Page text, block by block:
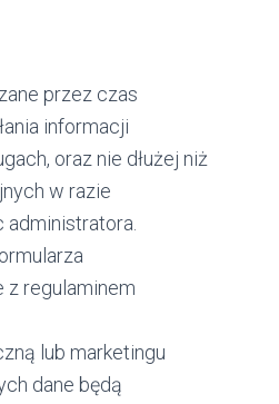
przez czas
informacji
oraz nie dłużej niż
w razie
z regulaminem
lub marketingu
dane będą